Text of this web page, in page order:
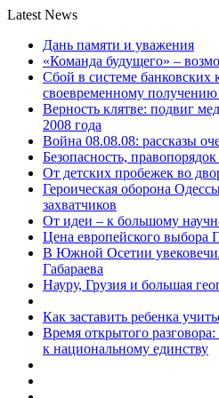
Latest News
Дань памяти и уважения
«Команда будущего» –
Сбой в системе банковских
своевременному получению
Верность клятве: подвиг
2008 года
Война 08.08.08: рассказы
Безопасность,
От детских пробежек во
Героическая оборона
захватчиков
От идеи – к большому
Цена европейского выбора
В Южной Осетии
Габараева
Науру, Грузия и большая
Как заставить ребенка
Время открытого
к национальному единству